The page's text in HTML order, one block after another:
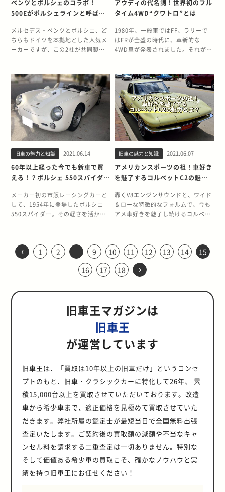
ブルクリンクでR32が記録したタイ
ムを21秒も縮め、「マイナス21秒ロ
出されました。 販売当時は不評であ
ったものの、R32を凌駕する高い運
動性能は、“GT-R”の名に恥じない
かもしれない 車そのもの価値以外
に、中古車の価格を決定する要素
は、需要と供給のバランス。バラン
スが崩れ、市場への供給以上に需要
が高まると価格は高騰します。
R33GT-Rの中古車は、現在急激に需
要が高まりつつあり、今後の価格の
高騰が予測されるモデルの一つで
す。 アメリカで新車販売されること
の無かった第2世代GT-Rが、輸入解
禁と共に需要が高まるのは既にR32
産台数が少なかく、市場に残る中古
車の数も限定されています。 25年ル
ール適用でアメリカの門戸が開く 正
ルの高い基準をクリアする必要があ
ります。 ところが、発売から25年を
経過すると、この規制が緩和され、
比較的自由に輸入できるようになり
ル」です。 1995年発売のR33は、
2020年からこの25年ルールの適用
対象となりました。これまで主に日
一気にアメリカのコレクターの需要
が加わったことで、価格が上昇して
いるのです。 また、販売当時は不評
格の大きなアメリカ人や、ファミリ
ー層から評価されています。 希少価
値が価格高騰に拍車をかける R33が
高騰する可能性が高いもう一つの理
由は、生産台数の少なさです。 販売
いうことと、不評だったことから、
販売台数が伸び悩み、1.6万台しか
生産されませんでした。この台数
したR32の3分の1ほどの台数です。
輸送中には販売先が決まるほど加熱
ボエンジン（F6A型）を縦置きに搭
載したFRレイアウトを採用したこと
シルエットを演出しています。 他に
もオープンカー特有の収納ルーフ
は、そのときの気分によってフルオ
楽しくなるユニークなギミックを搭
載。また、アルミボディによる軽量
化や、4輪ダブルウィッシュボーン
サスの採用など、走行面でも手を抜
かず、当時は145.8万円(税抜)で販
売されました。 そんなカプチーノの
中古車相場は、2021年7月の執筆時
点で39～289万円と上下幅が大き
く、旧車王での買取り相場はベース
グレードが～100万円、特別仕様車
の「リミテッド」が～130万円とな
た突き抜けたコンセプト 個性豊かな
ABCトリオは30年経過した現在でも
高い人気を保ち、その需要は海外に
動車であり、エンジンを限界まで回
し、軽い車体を振り回すように運転
できる楽しい車だということです。
日本のバブル経済による潤沢な資金
だけ見ても今では考えられないほど
いアメリカでは、ホビーカーとして
度の恩恵もあり、アメリカでは大人
気 このABCトリオがアメリカで人気
なのは、スポーツカーならではの運
グだけでなく、25年ルールの影響も
あるでしょう。 製造から25年経過し
た日本車は、アメリカ国内の保安基
準（FMVSS）による縛りを受けるこ
となく輸入可能になるため、ABCト
り北米での人気が高いのです。しか
し、現在は輸入するにも車本体の在
庫台数が減少しており、生産台数が
少性が高く、値段も上昇傾向にあり
ます。 まとめ バブル時代の遊び心
2016年には日本機械学会が定める
「機械遺産」として認定されていま
んな一時代を築いた360ですが、半
世紀経った現在において市場価格が
上昇しています。 2020年1月時点の
だった1969年式の360が、1年後に
は44,300ドル(約486万円)まで上
昇。さらに2020年10月には、上位
グレードの「デラックス」が50,000
ドル(約550万円)で取引されていま
す。 半世紀も前に販売されていた
360の価値がわずか1年の間で4倍以
上も上がっているのは、一体どうい
うことなのでしょうか。 360はアメ
リカの道には適さなかった もともと
360は1968年にアメリカ市場でも展
開されており、出荷台数は累計1万
360は28km/Lという燃費の良さも売
りでしたが、当時のアメリカでは燃
費にあまり関心がなく、むしろ車体
えられなかったのです。 アメリカ車
と比べた場合の衝突安全性に、加速
性、後部ヒンジドアが走行中に開い
てしまう問題など、あらゆる点を考
には適さない車だと結論づけられま
した。 なぜ今になって価格が上がっ
てきているのか？ そんな評価の低か
った360が現代のアメリカで再評価
され、価格も高騰しているのはなぜ
なのでしょう。日本のクラシックカ
ーには多くのファンが存在してお
がっていきます。 そのなかでも日本
大衆車の始祖という立ち位置の360
ーズクラシックとして非常に人気。
年数が経つことで価値が増すクラシ
ックカーと、360の持つ歴史的価値
が相まって価格の上昇が起こってい
るのです。 360の中古車相場と直近
のオークション価格 海外での需要が
高い360ですが、日本国内の大手中
古車サイトでの消費税込みの車体価
格は、90万円～220万円。最高額の
はカスタムやチューニングなどは一
切されていません。 エンジンの始動
く、ランクル80系の人気の高さにく
わえ、この個体のコンディションの
良さを組み合わせた1500万円という
得のプライスと言えるかもしれませ
ん。 ランクルが古くなっても値崩れ
しない理由 上の事例のように、ラン
ドクルーザーは製造から年数が経過
していても、中古市場では高値で取
引される傾向があります。それはオ
フロード性能が高く、車体も非常に
丈夫であるために、世界中から需要
があることが最たる理由です。 未舗
装路の多い海外では丈夫なオフロー
ド車の人気が高く、特にランドクル
ーザーが持つ悪路走破性能と信頼性
ます。 日本車であることのメリット
も 日本国内では舗装路を走ることが
多いため、国内仕様のランクル80系
ります。そのため、たとえ走行距離
が10万kmを超えていたとしても、
海外ユーザーにとって日本仕様のラ
ンドクルーザーは、大枚をはたいて
80系からのモデルは、足回りなどの
古市場が特に値落ちしづらく、現在
でも輸出が頻繁に行われています。
中古車相場と旧車王での買取価格
は？ 大手中古車サイトのランドクル
ーザーの相場を見てみると、80系の
点）と、個体によっては新車価格を
上回るものも見受けられます。 最高
走行かつ、リフトアップというラン
ドクルーザーならではのカスタムが
されており、国内でも人気の仕様で
す。 一方、旧車王での買取価格はVX
リミテッドグレード(ガソリン、ディ
ーゼルターボ）が10～160万円、丸
目＆角目4灯フェイスモデル(ガソリ
ン、ディーゼルターボ)が80～160万
円。丸目＆角目4灯フェイスという
人気は長く続かなかった ショートホ
イールベースのコンパクトボディは
オフロードとの相性が良く、ユーザ
ーからも好評でした。しかし、シボ
レー ブレイザーの登場により、フォ
練されたスタイリングは話題を呼
び、ブロンコの売れ行きは頭打ち。
その後はモデルチェンジを繰り返す
も、ピックアップトラック「Fシリ
ーズ」のヒットの陰に隠れ、ブロン
コは1996年に生産を終了してしまう
のです。 ところが、コンパクトオフ
ローダーとして一時代を築いた初代
ブロンコの人気は根強く、ファンの
間では「アーリー（初期の）ブロン
コ」と呼ばれ、今でも愛され続けて
います。 初代を思わせる新型は4ド
経ち復活したブロンコは、初代モデ
ルを彷彿とさせる丸目ヘッドライト
を持ち、武骨ながらコミカルでファ
の2ドアモデルと、全長4,810×全幅
1,928×全高1,854mmでシリーズ初
となる4ドアモデルの2種類がライン
ナップされています。 両モデルとも
格的なオフロード走行を楽しみ遊び
倒したいユーザーにとっては嬉しい
ギミック。そして、解放感という点
ではアーリーブロンコへのオマージ
ュを強く感じられます。 オフロード
走行を突き詰めたパッケージ 初代ブ
ロンコを思わせる外観に対して、内
ステムを採用したモニターが搭載さ
れ、サイズは8インチと12インチか
ら選択可能。搭載されるエンジンは
最高出力270psの2.3リッター直列4
気筒と、最高出力310ps、2.7リッタ
ーV型6気筒の上級グレード用の2種
コブーストを採用しています。 高強
度スチールのラダーフレームに装備
されるサスペンションは、フロント
が5リンク式リジット。タイヤは7種
に搭載される2JZ型はパワーとトル
ク、耐久性にも優れており「トヨタ
最強エンジン」との呼び声も高いエ
ンジンです。 シーケンシャルツイン
ターボを搭載したRZグレードは、最
という当時のライバルたちを蹴散ら
すかの性能を発揮しました。 おまけ
に鋳鉄製のエンジンブロックはとて
も頑丈で、およそ1000psのパワー
にも耐えることができ、チューニン
グ業界でも非常に重宝されていま
す。その性能の高さから、GRヤリス
など現在の車にも載せ替えが積極的
に行われており、ドリフトやゼロヨ
ンなどでは未だ現役のエンジンだと
いえるでしょう。 ワイルド・スピー
ドへの登場で人気は加速 そんなA80
言える人気を誇っています。その理
由は2001年に第一作が公開され、現
在までシリーズが続くカー・アクシ
じる主人公「ブライアン・オコナ
ー」が駆るA80型スープラは、劇中
でもその力強い走りを見せつけ、多
くのファンを生み出します。 しか
プラを所有するほどの車好きでした
が、2013年11月に自動車事故に遭
い、40歳という若さでこの世を去っ
てしまいました。この衝撃的なニュ
ースにファンは深い悲しみに暮れ、
その後公開された7作目「ワイル
ド・スピード SKY MISSION」はポ
古市場が高騰しているのか 2021年6
月17日〜19日にラスベガスで行われ
た「バレット・ジャクソン・オーク
ション」では、ポールが劇中で乗っ
たA80型スープラが出品されまし
た。 劇中どおりのオレンジのボディ
グが装着されたその姿にオークショ
ンは沸き、55万ドル（約6106万
5950円）もの価格で落札されたので
イルド・スピードの影響もあります
です。 ヘミとは、半球状を意味する
（Hemispherical）」の短縮系で、
燃焼室の形状がそのままエンジンの
呼称になりました。 マッスルカー全
たため、マッスルカー全盛期に巻き
起こった自動車メーカー各社のパワ
ー競争において優位性を発揮。特
に、1964年に第二世代としてヘミエ
ンジンが復活すると、NASCARレー
スでも活躍し、1970年代初頭まで人
気を博しました。 NASCARレースで
ヘミエンジンが活躍したことで、ア
メ車の象徴であるV8ハイパワーエン
ジンというイメージを作り上げたと
言っても過言ではありません。 エン
ジンの歴史とヘミエンジンの魅力 ヘ
ミエンジン登場の背景には、高出力
化を求める時代背景がありました。
1950年代に入ると、いわゆるビッグ
これまでのエンジンの高出力化が困
難になっていたことから、各社新型
のエンジンの投入を余儀なくされた
のです。 高出力化に対応できなかっ
ジンの登場までは、サイドバルブ式
のエンジンが主流でした。 サイドバ
ルブ式エンジンとは、給排気バルブ
がシリンダーヘッドではなく、シリ
ンダーと並んで配置され、バルブの
傘も上向きに取り付けられていまし
かったため、高出力化が難しいとい
う構造的な問題を抱えていました。
OHVの登場とOHVの弱点を見事に克
は、バルブを燃焼室上部に取り付け
ることにより、燃焼室をシンプルで
コンパクトな円筒状の形状にできる
ことです。ピストンの運動方向であ
る上下方向に圧縮と給排気ができる
ことで、より圧縮と燃焼の効率を高
めることができます。 一方で、通常
のOHVの大きなデメリットとして、
が登場する日産 フェアレディZの歴
と正式にアナウンスがあった日産 フ
ェアレディZ。 初代の登場は半世紀
以上前となる1969年で、現在まで発
アレディZの初代から現行の6代目ま
での特徴を順にご紹介します。 S30
型（初代：1969年～1978年） 初代
フェアレディZが登場したのは1969
年。登場から10年に渡り、世界累計
55万台を売り上げるロングヒットモ
デルとなりました。 特徴的な、ロン
グノーズ・ショートデッキの独特の
フォルムは、海外でも人気が高く、
高い走行性能に対して価格の安い、
いわゆるコスパのいいことも手伝っ
て、海外、特に北米での売上を伸ば
し、日産の名前を世界に知らしめた
1台です。 S130型（2代目：1978年
～1983年） 国産車初のTバールーフ
ンとカーアクションで大人気の刑事
ドラマ、西部警察で大門刑事（渡哲
也）が乗るスーパーZとして活躍し
たのが記憶に残っています。 Z31型
グノーズ、ショートデッキという基
本的なフォルムは継承しつつ、2代
目までとはイメージが大きく異なる
モデルです。 フェアレディZシリー
ズ唯一のリトラクタブルヘッドライ
トが特徴的で、エンジンもハイパワ
ーツカーという新しいZの方向性を
決めたモデルになりました。 Z32型
（4代目：1989年～2000年） 先代
した方向性を、より発展させたモデ
ルとなりました。 一番大きな変更点
は、フェアレディZの外観上の特徴
だった、ロングノーズ・ショートデ
ッキを改め、スポーツカーの象徴で
あるワイド&amp;ローにデザイン変
更したこと。 これによって、主要マ
ーケットであった北米で、ポルシェ
ベンツとポルシェのコラボ！
500Eがポルシェラインと呼ばれ
メルセデス・ベンツとポルシェ、ど
ちらもドイツを本拠地とした人気メ
ーカーですが、この2社が共同製作
でいうEクラスと呼ばれる車体に、
大パワーのV型8気筒エンジンや強化
された足回りなどを装備したポルシ
ェ仕込みのチューニングが施された
奇跡の1台です。「ポルシェライ
ン」とも呼ばれる500Eは、いったい
どんな車なのか、詳しく解説してい
デルとして誕生 当時500Eは、メル
セデス・ベンツのミディアムセダン
「W124型」の高性能グレードとし
て1991年春に販売されました。全長
×全幅×全高は
4755×1795×1410mmと、車幅は
ベースのW124よりも広く、フェン
うに、元々の優美な外観デザインは
キープされており、まさに羊の皮を
被った狼といえます。1995年4月ま
でに10479台が生産され、日本でも
W124として、人気を獲得したモデ
ルでした。 高貴なボディに隠された
ハイパワーエンジン エンジンは
W124のボディに、当時の2ドアクー
5.0L自然吸気エンジン「M119E50
330PS/5,700rpm、最大トルクは
50kgm/3,900rpmという強大なパワ
ーとトルクを発揮し、4速ATながら
0～100km/h 加速は6.1 秒をマー
ク。大パワーゆえにこの大柄なV8エ
ンジンは、W124のボディにはその
まま搭載することはできず、車体の
前半部分はほぼ作り直されていま
デス・ベンツ 1989年、V型8気筒エ
ンジンを搭載した500SLが人気を博
したことで、メルセデス・ベンツは
アウディの代名詞！世界初のフル
タイム4WD“クワトロ”とは
1980年、一般車ではFF、ラリーで
はFRが全盛の時代に、革新的な
4WD車が発表されました。それが世
す。 アウディクワトロの登場は、レ
ースシーンやその後の自動車業界に
大きな影響を与えました。今回は、
アウディ初の四輪駆動、しかも世界
初のフルタイム4WDとなるアウディ
クワトロは、なぜ開発されたのか、
どんな点で革新的だったのかについ
紹介します。 アウディ初の四輪駆動
システムを搭載した “Audi
Quattro”の歴史 1970年代から1980
年代初頭は、自動車の性能向上にお
いて過渡期とも言える時期でした。
エンジン性能や車体の軽量化が進む
一方で、タイヤ性能などまだ開発が
そんな中、革新的なフルタイム4WD
として誕生したのが、“Audi
Quattro”です。 自動車性能向上の
過渡期だった “Audi Quattro”の登
は、車重の軽量化は進んでいたもの
の、タイヤのグリップ力がまだ低か
った時代。エンジンパワーを逃さず
にして前輪をしっかりと接地させて
センタートンネルを持たないFF車派
スペース効率に優れ、車内空間を広
くしやすいこともFFが重宝された要
因のひとつです。 しかし、FFは優れ
たエンジンレイアウトであるもの
の、コーナリング性能ではFRに及ば
ず、向上しつつあったエンジン性能
を活かし切ることはメーカーの課題
に路面に伝える四輪駆動は、オフロ
ード目的のパートタイム4WDが主流
で、一般車に装着するには大きく重
旧車の魅力と知識 2021.06.14
60年以上経った今でも新車で買
える！？ポルシェ 550スパイダー
メーカー初の市販レーシングカーと
して、1954年に登場したポルシェ
550スパイダー。その軽さを活かし
有名です。 その人気は今でも衰え
ず、550スパイダーを忠実に再現し
たレプリカモデルが造られているほ
歴史と、レプリカモデルの「ベック
550スパイダー」ついてご紹介しま
市販レーシングカー 1954年に発売
した550スパイダーは市販車であり
ながら、レーシングカーに準じた仕
様でプロレーサーからも評判の高か
ら1956年に生産された台数は約100
のはわずか30台のみといわれていま
す。いざ550スパイダーのオークシ
ョンが開かれれば、約6億円で落札
ーンも惚れ込んだ550スパイダー 往
年のスター「ジェームス・ディー
ン」も550スパイダーの魅力に憑り
つかれた1人であり「リトル・バス
タード」の愛称で呼んでしまう程の
めり込んでいました。 しかし1955
旧車の魅力と知識 2021.06.07
アメリカンスポーツの祖！車好き
を魅了するコルベットC2の魅力
轟くV8エンジンサウンドと、ワイド
＆ローな特徴的なフォルムで、今も
アメ車好きを魅了し続けるコルベッ
いかもしれません。 リトラクタブル
ヘッドライトによって尖ったフロン
トノーズ、今なおマニアの間で人気
た個性的なリアビュー。当時として
気量V8エンジンで欧州のファンまで
車と呼ばれるまでになったコルベッ
トC2の魅力に迫ります。 まさにア
メリカンスポーツの代名詞！コルベ
聞けば、アメリカンスポーツカーの
う。しかし、1953年に初代コルベッ
トが発表された当時、見た目もさる
ことながら、性能でも欧州車には全
ルベットの地位を一気に押し上げた
のは、初代登場から10年となる
1963年に登場した2代目コルベット
C2です。 シボレー コルベットは当
初はV8エンジンではなかった シボレ
ー コルベットは、シボレー初の2シ
‹ 1 2 9 10 11 12 13 14
15
16
17 18 ›
旧車王マガジンは
旧車王
が運営しています
旧車王は、「買取は10年以上の旧車だけ」というコンセ
プトのもと、旧車・クラシックカーに特化して26年、 累
積15,000台以上を買取させていただいております。改造
車から希少車まで、適正価格を見極めて買取させていた
だきます。弊社所属の鑑定士が最短当日で全国無料出張
査定いたします。ご契約後の買取額の減額や不当なキャ
ンセル料を請求する二重査定は一切ありません。特別な
そして価値ある希少車の買取こそ、確かなノウハウと実
績を持つ旧車王にお任せください！